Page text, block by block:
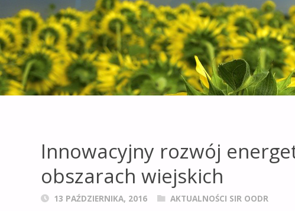
Innowacyjny rozwój
obszarach wiejskich
13 PAŹDZIERNIKA, 2016 AKTUALNOŚCI SIR OODR